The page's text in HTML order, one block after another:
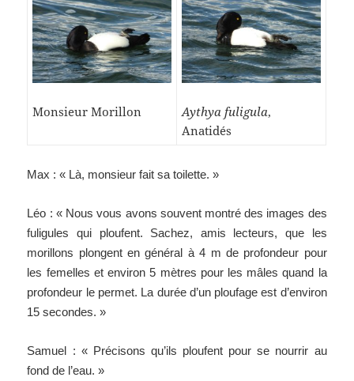
Monsieur Morillon Aythya fuligula,
Anatidés
Max : « Là, monsieur fait sa toilette. »
Léo : « Nous vous avons souvent montré des images des
fuligules qui ploufent. Sachez, amis lecteurs, que les
morillons plongent en général à 4 m de profondeur pour
les femelles et environ 5 mètres pour les mâles quand la
profondeur le permet. La durée d’un ploufage est d’environ
15 secondes. »
Samuel : « Précisons qu’ils ploufent pour se nourrir au
fond de l’eau. »